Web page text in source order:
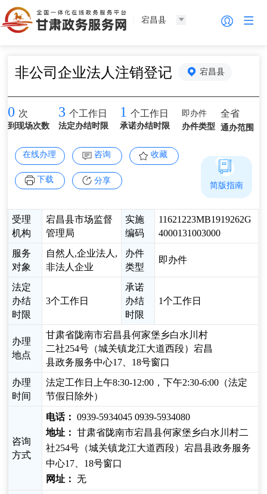
宕昌县
非公司企业法人注销登记 宕昌县
0 次
到现场次数
3 个工作日
法定办结时限
1 个工作日
承诺办结时限
即办件
办件类型
全省
通办范围
在线办理 咨询 收藏
下载 分享
受理
机构
宕昌县市场监督
管理局
实施
编码
11621223MB1919262G
4000131003000
服务
对象
自然人,企业法人,
非法人企业
办件
类型
即办件
法定
办结
时限
3个工作日
承诺
办结
时限
1个工作日
办理
地点
甘肃省陇南市宕昌县何家堡乡白水川村
二社254号（城关镇龙江大道西段）宕昌
县政务服务中心17、18号窗口
办理
时间
法定工作日上午8:30-12:00，下午2:30-6:00（法定
节假日除外）
咨询
方式
电话： 0939-5934045 0939-5934080
地址： 甘肃省陇南市宕昌县何家堡乡白水川村二
社254号（城关镇龙江大道西段）宕昌县政务服务
中心17、18号窗口
网址： 无
简版指南